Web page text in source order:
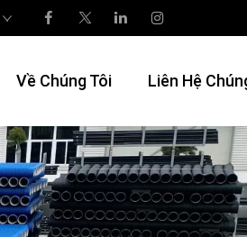
Về Chúng Tôi Liên Hệ